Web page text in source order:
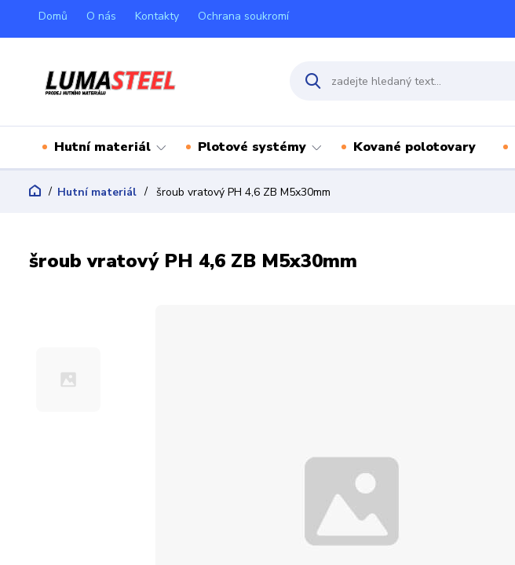
Domů O nás Kontakty Ochrana soukromí
Hutní materiál Plotové systémy Kované polotovary
Hutní materiál šroub vratový PH 4,6 ZB M5x30mm
šroub vratový PH 4,6 ZB M5x30mm